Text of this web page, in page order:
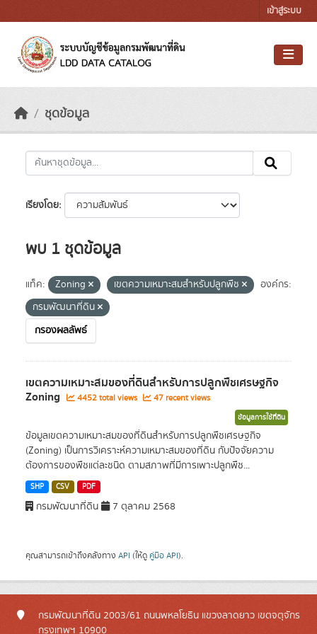
เข้าสู่ระบบ
ชุดข้อมูล
เรียงโดย
พบ 1 ชุดข้อมูล
แท็ค: Zoning เขตความเหมาะสมสำหรับปลูกพืช
องค์กร:
กรมพัฒนาที่ดิน
กรองผลลัพธ์
เขตความเหมาะสมของที่ดินสำหรับการปลูกพืชเศรษฐกิจ
Zoning 4452 total views 47 recent views
ข้อมูลการใช้ที่ดิน
ข้อมูลเขตความเหมาะสมของที่ดินสำหรับการปลูกพืชเศรษฐกิจ
(Zoning) เป็นการวิเคราะห์ความเหมาะสมของที่ดิน กับปัจจัยความ
ต้องการของพืชแต่ละชนิด ตามสภาพที่มีการเพาะปลูกพืช...
SHP CSV PDF
กรมพัฒนาที่ดิน 7 ตุลาคม 2568
คุณสามารถเข้าถึงคลังทาง API (ให้ดู คู่มือ API).
กรมพัฒนาที่ดิน 2003/61 ถนนพหลโยธิน แขวงลาดยาว เขตจตุจักร
กรุงเทพฯ 10900